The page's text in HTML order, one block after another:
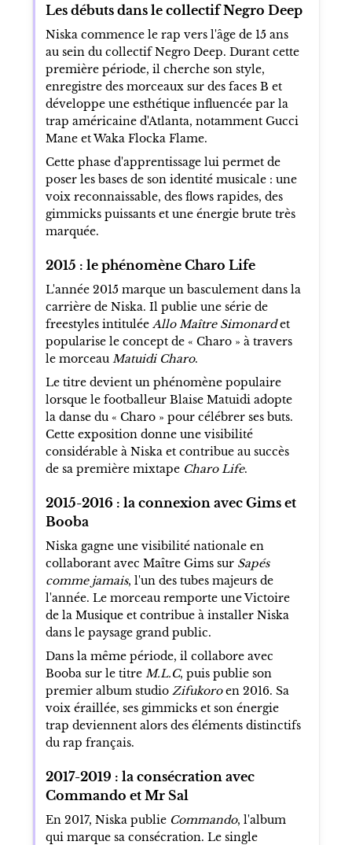
Les débuts dans le collectif Negro Deep
Niska commence le rap vers l'âge de 15 ans
au sein du collectif Negro Deep. Durant cette
première période, il cherche son style,
enregistre des morceaux sur des faces B et
développe une esthétique influencée par la
trap américaine d'Atlanta, notamment Gucci
Mane et Waka Flocka Flame.
Cette phase d'apprentissage lui permet de
poser les bases de son identité musicale : une
voix reconnaissable, des flows rapides, des
gimmicks puissants et une énergie brute très
marquée.
2015 : le phénomène Charo Life
L'année 2015 marque un basculement dans la
carrière de Niska. Il publie une série de
freestyles intitulée Allo Maître Simonardet
popularise le concept de « Charo » à travers
le morceau Matuidi Charo.
Le titre devient un phénomène populaire
lorsque le footballeur Blaise Matuidi adopte
la danse du « Charo » pour célébrer ses buts.
Cette exposition donne une visibilité
considérable à Niska et contribue au succès
de sa première mixtape Charo Life.
2015-2016 : la connexion avec Gims et
Booba
Niska gagne une visibilité nationale en
collaborant avec Maître Gims sur Sapés
comme jamais, l'un des tubes majeurs de
l'année. Le morceau remporte une Victoire
de la Musique et contribue à installer Niska
dans le paysage grand public.
Dans la même période, il collabore avec
Booba sur le titre M.L.C, puis publie son
premier album studio Zifukoroen 2016. Sa
voix éraillée, ses gimmicks et son énergie
trap deviennent alors des éléments distinctifs
du rap français.
2017-2019 : la consécration avec
Commando et Mr Sal
En 2017, Niska publie Commando, l'album
qui marque sa consécration. Le single